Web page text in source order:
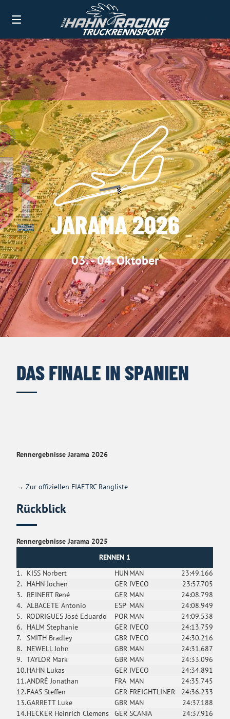
TEAM HAHN RACING
BEVORSTEHENDE RENNEN
JARAMA 2026
JARAMA 2026
03. - 04. Oktober
DAS FINALE IN SPANIEN
Rennergebnisse Jarama 2026
→Zur offiziellen FIAETRC Rangliste
Rückblick
Rennergebnisse Jarama 2025
RENNEN 1
1. KISS Norbert HUNMAN
23:49.166
2. HAHN Jochen GER IVECO
23:57.705
3. REINERT René GER MAN
24:08.798
4. ALBACETE Antonio ESP MAN
24:08.949
5. RODRIGUES José Eduardo POR MAN
24:09.538
6. HALM Stephanie GER IVECO
24:13.759
7.
SMITH Bradley GBR IVECO
24:30.216
8. NEWELL John GBR MAN
24:31.687
9. TAYLOR Mark GBR MAN
24:33.096
10.HAHN Lukas GER IVECO
24:34.891
11.ANDRÉ Jonathan FRA MAN
24:35.745
12.FAAS Steffen GER FREIGHTLINER
24:36.233
13.GARRETT Luke GBR MAN
24:37.188
14.HECKER Heinrich Clemens GER SCANIA
24:37.916